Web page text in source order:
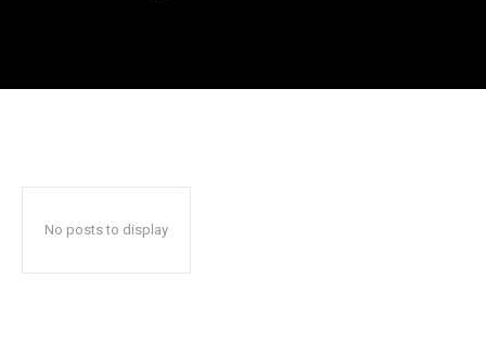
No posts to display